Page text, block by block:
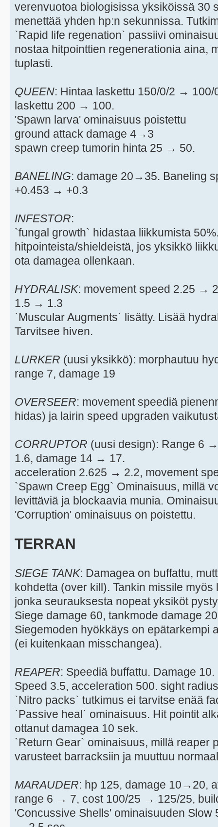
verenvuotoa biologisissa yksiköissä 30
menettää yhden hp:n sekunnissa.
`Rapid life regenation` passiivi
nostaa hitpointtien regenerationia aina,
tuplasti.
QUEEN: Hintaa laskettu 150/0/2 →
laskettu 200 → 100.
'Spawn larva' ominaisuus poistettu
ground attack damage 4→3
spawn creep tumorin hinta 25 → 50.
BANELING: damage 20→35. Baneling
+0.453 → +0.3
INFESTOR:
`fungal growth` hidastaa liikkumista
hitpointeista/shieldeistä, jos yksikkö
ota damagea ollenkaan.
HYDRALISK: movement speed 2.25 →
1.5 → 1.3
`Muscular Augments` lisätty. Lisää
Tarvitsee hiven.
LURKER (uusi yksikkö): morphautuu
range 7, damage 19
OVERSEER: movement speediä
hidas) ja lairin speed upgraden
CORRUPTOR (uusi design): Range 6
1.6, damage 14 → 17.
acceleration 2.625 → 2.2, movement
`Spawn Creep Egg` Ominaisuus, millä
levittäviä ja blockaavia munia.
'Corruption' ominaisuus on poistettu.
TERRAN
SIEGE TANK: Damagea on buffattu,
kohdetta (over kill). Tankin missile
jonka seurauksesta nopeat yksiköt
Siege damage 60, tankmode damage 20
Siegemoden hyökkäys on epätarkempi
(ei kuitenkaan misschangea).
REAPER: Speediä buffattu. Damage 10.
Speed 3.5, acceleration 500. sight
`Nitro packs` tutkimus ei tarvitse enää
`Passive heal` ominaisuus. Hit pointit
ottanut damagea 10 sek.
`Return Gear` ominaisuus, millä reaper
varusteet barracksiin ja muuttuu
MARAUDER: hp 125, damage 10→20,
range 6 → 7, cost 100/25 → 125/25,
'Concussive Shells' ominaisuuden